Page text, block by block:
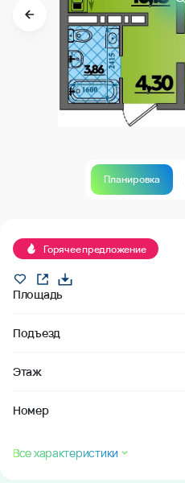
Планировка
Горячее предложение
Площадь
Подъезд
Этаж
Номер
Все характеристики